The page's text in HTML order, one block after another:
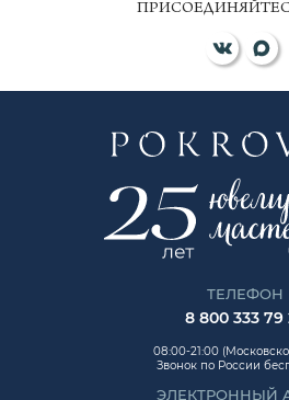
ТЕЛЕФОН
8 800 333 79
08:00-21:00
Звонок по России
ЭЛЕКТРОННЫЙ